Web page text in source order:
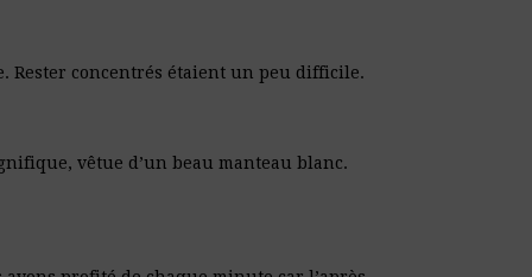
Rester concentrés étaient un peu difficile.
vêtue d’un beau manteau blanc.